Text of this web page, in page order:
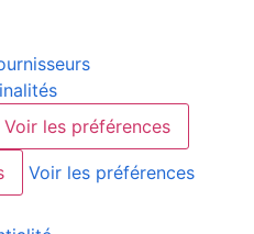
Voir les préférences
Voir les préférences